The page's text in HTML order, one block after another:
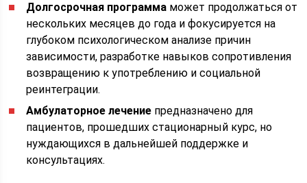
Долгосрочная программа может продолжаться от
нескольких месяцев до года и фокусируется на
глубоком психологическом анализе причин
зависимости, разработке навыков сопротивления
возвращению к употреблению и социальной
реинтеграции.
Амбулаторное лечение предназначено для
пациентов, прошедших стационарный курс, но
нуждающихся в дальнейшей поддержке и
консультациях.